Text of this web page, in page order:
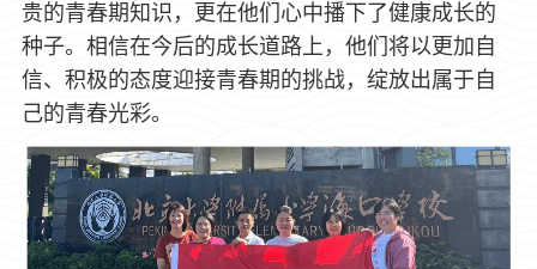
贵的青春期知识，更在他们心中播下了健康成长的
种子。相信在今后的成长道路上，他们将以更加自
信、积极的态度迎接青春期的挑战，绽放出属于自
己的青春光彩。